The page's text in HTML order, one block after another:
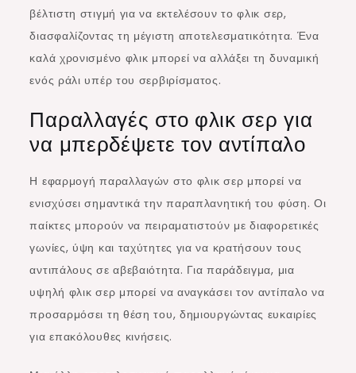
βέλτιστη στιγμή για να εκτελέσουν το φλικ σερ,
διασφαλίζοντας τη μέγιστη αποτελεσματικότητα. Ένα
καλά χρονισμένο φλικ μπορεί να αλλάξει τη δυναμική
ενός ράλι υπέρ του σερβιρίσματος.
Παραλλαγές στο φλικ σερ για
να μπερδέψετε τον αντίπαλο
Η εφαρμογή παραλλαγών στο φλικ σερ μπορεί να
ενισχύσει σημαντικά την παραπλανητική του φύση. Οι
παίκτες μπορούν να πειραματιστούν με διαφορετικές
γωνίες, ύψη και ταχύτητες για να κρατήσουν τους
αντιπάλους σε αβεβαιότητα. Για παράδειγμα, μια
υψηλή φλικ σερ μπορεί να αναγκάσει τον αντίπαλο να
προσαρμόσει τη θέση του, δημιουργώντας ευκαιρίες
για επακόλουθες κινήσεις.